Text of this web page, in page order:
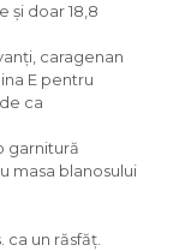
și doar 18,8
caragenan
E pentru
ca
garnitură
masa blanosului
ca un răsfăț.